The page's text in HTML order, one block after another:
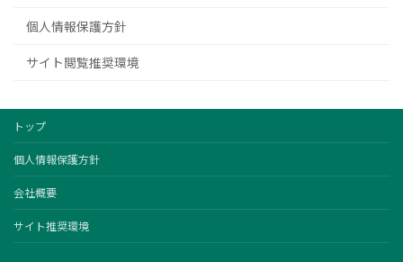
個人情報保護方針
サイト閲覧推奨環境
トップ
個人情報保護方針
会社概要
サイト推奨環境